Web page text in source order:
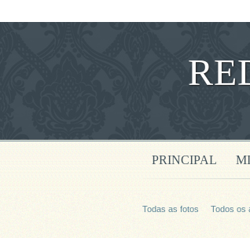
PRINCIPAL
Todas as fotos Todos os